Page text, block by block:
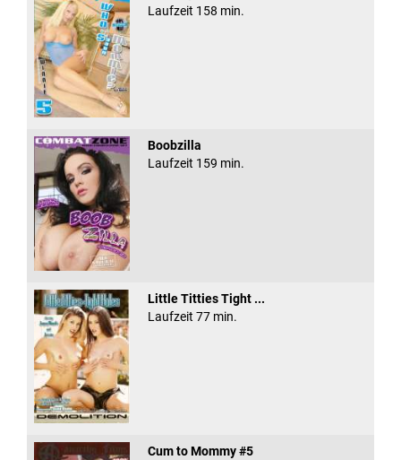
Laufzeit 158 min.
Boobzilla
Laufzeit 159 min.
Little Titties Tight ...
Laufzeit 77 min.
Cum to Mommy #5